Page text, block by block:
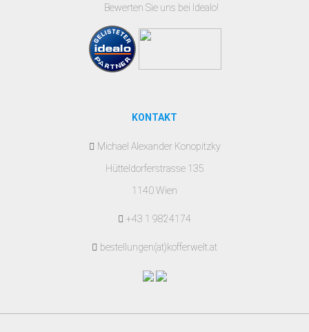
Bewerten Sie uns bei Idealo!
KONTAKT
Michael Alexander Konopitzky
Hütteldorferstrasse 135
1140 Wien
+43 1 9824174
bestellungen(at)kofferwelt.at